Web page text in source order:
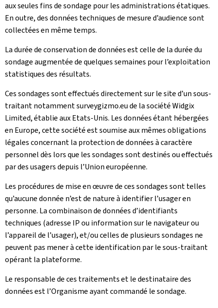
aux seules fins de sondage pour les administrations étatiques.
En outre, des données techniques de mesure d’audience sont
collectées en même temps.
La durée de conservation de données est celle de la durée du
sondage augmentée de quelques semaines pour l’exploitation
statistiques des résultats.
Ces sondages sont effectués directement sur le site d’un sous-
traitant notamment surveygizmo.eu de la société Widgix
Limited, établie aux Etats-Unis. Les données étant hébergées
en Europe, cette société est soumise aux mêmes obligations
légales concernant la protection de données à caractère
personnel dès lors que les sondages sont destinés ou effectués
par des usagers depuis l’Union européenne.
Les procédures de mise en œuvre de ces sondages sont telles
qu’aucune donnée n’est de nature à identifier l’usager en
personne. La combinaison de données d’identifiants
techniques (adresse IP ou information sur le navigateur ou
l’appareil de l’usager), et/ou celles de plusieurs sondages ne
peuvent pas mener à cette identification par le sous-traitant
opérant la plateforme.
Le responsable de ces traitements et le destinataire des
données est l’Organisme ayant commandé le sondage.